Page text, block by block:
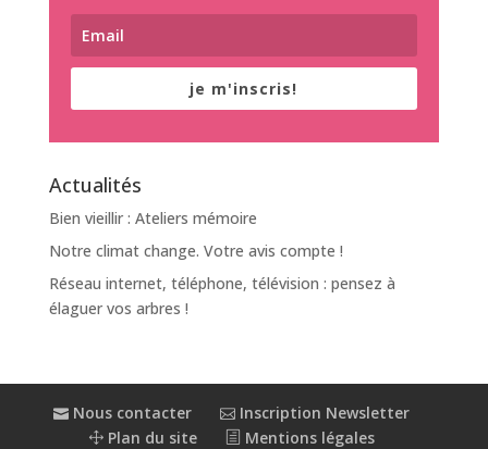
je m'inscris!
Actualités
Bien vieillir : Ateliers mémoire
Notre climat change. Votre avis compte !
Réseau internet, téléphone, télévision : pensez à
élaguer vos arbres !
Nous contacter
Inscription Newsletter
Plan du site
Mentions légales